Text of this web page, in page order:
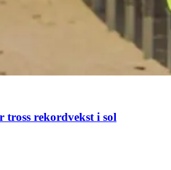
tross rekordvekst i sol